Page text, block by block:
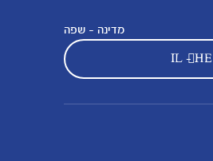
מדינה - שפה
IL - HE